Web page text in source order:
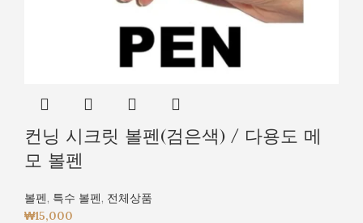
컨닝 시크릿 볼펜(검은색) / 다용도 메
모 볼펜
볼펜, 특수 볼펜, 전체상품
₩15,000